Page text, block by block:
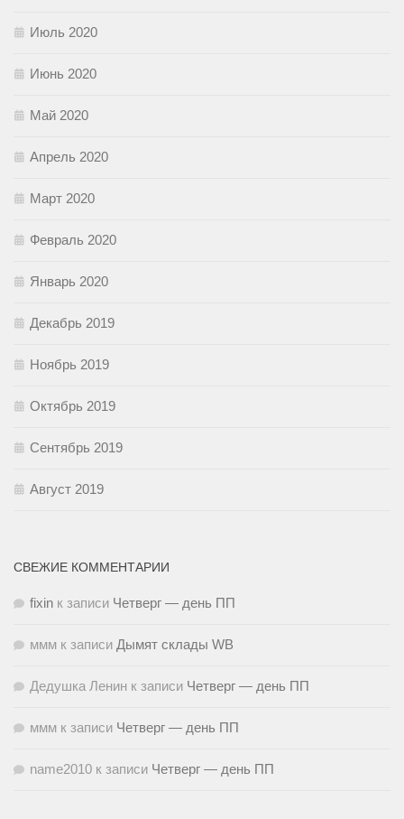
Июль 2020
Июнь 2020
Май 2020
Апрель 2020
Март 2020
Февраль 2020
Январь 2020
Декабрь 2019
Ноябрь 2019
Октябрь 2019
Сентябрь 2019
Август 2019
СВЕЖИЕ КОММЕНТАРИИ
fixin к записи Четверг — день ПП
ммм к записи Дымят склады WB
Дедушка Ленин к записи Четверг — день ПП
ммм к записи Четверг — день ПП
name2010 к записи Четверг — день ПП